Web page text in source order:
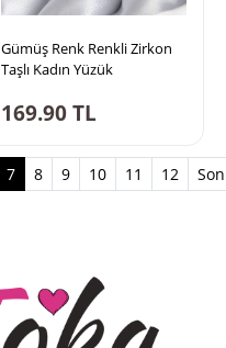
Gümüş Renk Renkli Zirkon
Taşlı Kadın Yüzük
169.90TL
7(current)
8 9 10 11 12